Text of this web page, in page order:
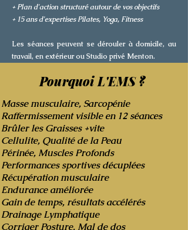
+ Plan d'action structuré autour de vos objectifs
+ 15 ans d'expertises Pilates, Yoga, Fitness
Les séances peuvent se dérouler à domicile, au
travail, en extérieur ou Studio privé Menton.
Pourquoi L'EMS ?
Masse musculaire, Sarcopénie
Raffermissement visible en 12 séances
Brûler les Graisses +vite
Cellulite, Qualité de la Peau
Périnée, Muscles Profonds
Performances sportives décuplées
Récupération musculaire
Endurance améliorée
Gain de temps, résultats accélérés
Drainage Lymphatique
Corriger Posture, Mal de dos